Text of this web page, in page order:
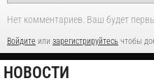
Нет комментариев. Ваш будет
Войдите или зарегистрируйтесь чтобы
НОВОСТИ